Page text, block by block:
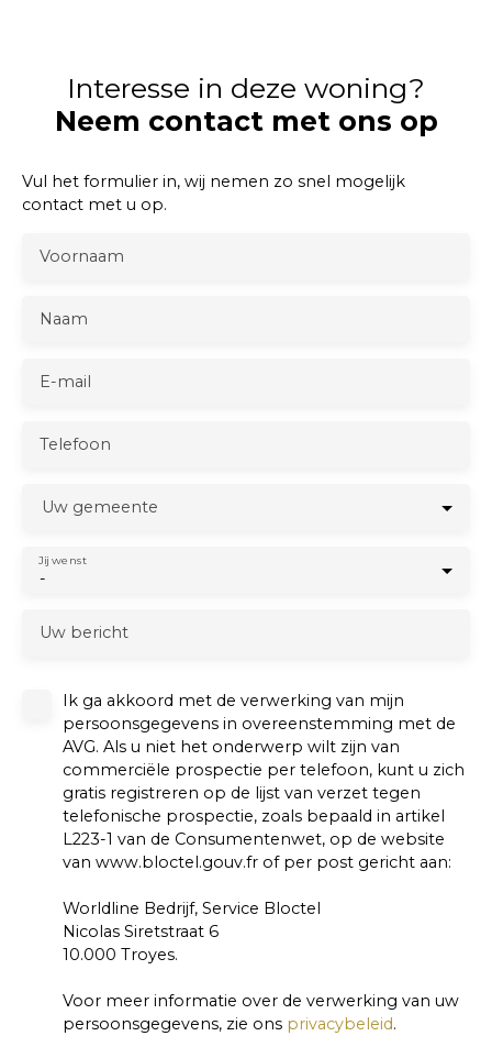
Interesse in deze woning?
Neem contact met ons op
Vul het formulier in, wij nemen zo snel mogelijk
contact met u op.
Voornaam
Naam
E-mail
Telefoon
Uw gemeente
-
Jij wenst
Uw bericht
Ik ga akkoord met de verwerking van mijn
persoonsgegevens in overeenstemming met de
AVG. Als u niet het onderwerp wilt zijn van
commerciële prospectie per telefoon, kunt u zich
gratis registreren op de lijst van verzet tegen
telefonische prospectie, zoals bepaald in artikel
L223-1 van de Consumentenwet, op de website
van www.bloctel.gouv.fr of per post gericht aan:
Worldline Bedrijf, Service Bloctel
Nicolas Siretstraat 6
10.000 Troyes.
Voor meer informatie over de verwerking van uw
persoonsgegevens, zie ons privacybeleid.